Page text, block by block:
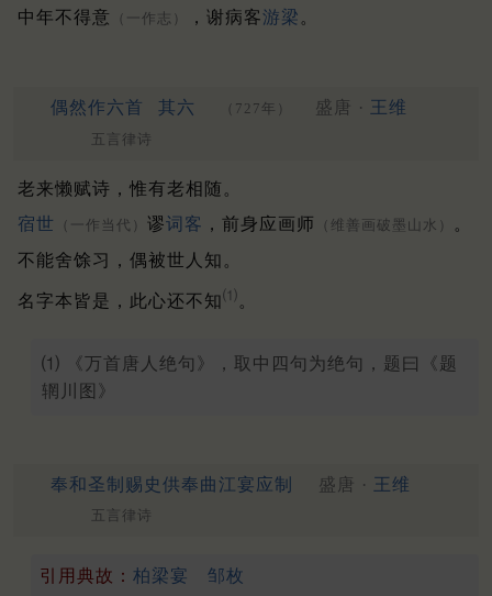
中年不得意
（一作志） ，谢病客游梁 。
偶然作六首 其六 （727年） 盛唐 · 王维
五言律诗
老来懒赋诗，惟有老相随。
宿世
（一作当代） 谬词客 ，前身应画师 （维善画破墨山水）
。
不能舍馀习，偶被世人知。
名字本皆是，此心还不知⑴ 。
⑴ 《万首唐人绝句》，取中四句为绝句，题曰《题
辋川图》
奉和圣制赐史供奉曲江宴应制 盛唐 · 王维
五言律诗
引用典故： 柏梁宴 邹枚